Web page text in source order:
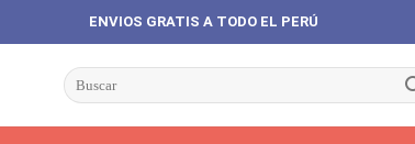
ENVIOS GRATIS A TODO EL PERÚ
Buscar
por: